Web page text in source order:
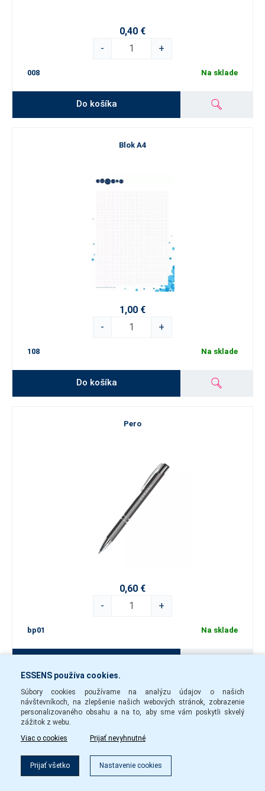
Filter
0,40 €
-
+
008 Na sklade
Do košíka
Blok A4
1,00 €
-
+
108 Na sklade
Do košíka
Pero
0,60 €
-
+
bp01 Na sklade
Papierová taška malá
ESSENS používa cookies.
Súbory cookies používame na analýzu údajov o našich
návštevníkoch, na zlepšenie našich webových stránok, zobrazenie
personalizovaného obsahu a na to, aby sme vám poskytli skvelý
zážitok z webu.
Viac o cookies
Prijať nevyhnutné
Prijať všetko Nastavenie cookies